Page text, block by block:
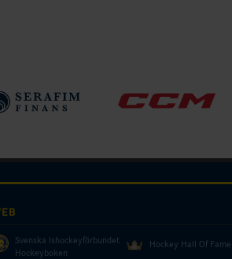
Svenska Ishockeyförbundet
Hockeyboken
Hockey Hall Of Fame